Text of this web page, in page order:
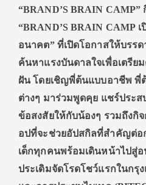
“BRAND’S BRAIN CAMP”
“BRAND’S BRAIN CAMP เ
อนาคต” ที่เปิดโอกาสให้บรร
ค้นหาแรงบันดาลใจเพื่อเตรีย
ฝันโดยเชิญพี่ต้นแบบอาชีพ พี่
ต่างๆ มาร่วมพูดคุย แชร์ประ
ข้อสงสัยให้กับน้องๆ รวมถึงกิ
อปที่จะช่วยอัปสกิลที่สำคัญต่อ
เด็กทุกคนพร้อมเดินหน้าไปสู่
ประเดิมจัดโรดโชว์แรกในกรุ